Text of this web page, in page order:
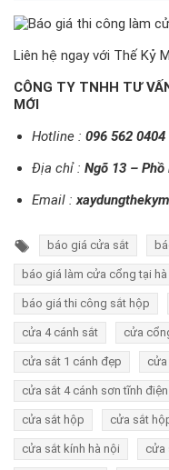
Liên hệ ngay với Thế Kỷ
CÔNG TY TNHH TƯ
MỚI
Hotline : 096 562 0404
Địa chỉ : Ngõ 13 –
Email :
báo giá cửa sắt
báo giá làm cửa cổng tại hà
báo giá thi công sắt hộp
cửa 4 cánh sắt cửa
cửa sắt 1 cánh đẹp cửa
cửa sắt 4 cánh sơn tĩnh điện
cửa sắt hộp cửa sắt
cửa sắt kính hà nội cửa